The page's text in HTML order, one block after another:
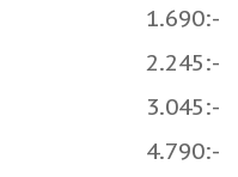
1.690:-
2.245:-
3.045:-
4.790:-